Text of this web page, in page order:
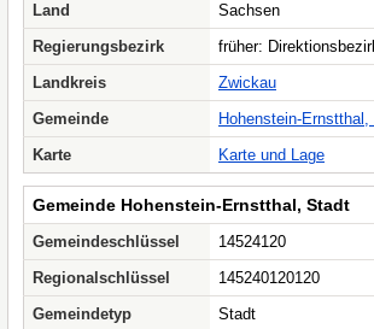
Land
Sachsen
Regierungsbezirk
früher:
Landkreis
Zwickau
Gemeinde
Hohenstein-
Karte
Karte und Lage
Gemeinde Hohenstein-Ernstthal, Stadt
Gemeindeschlüssel
14524120
Regionalschlüssel
145240120120
Gemeindetyp
Stadt